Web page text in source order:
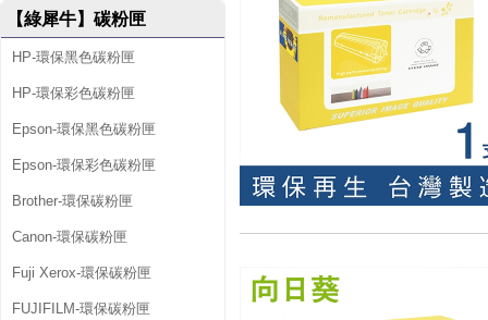
【綠犀牛】碳粉匣
HP-環保黑色碳粉匣
HP-環保彩色碳粉匣
Epson-環保黑色碳粉匣
Epson-環保彩色碳粉匣
Brother-環保碳粉匣
Canon-環保碳粉匣
Fuji Xerox-環保碳粉匣
FUJIFILM-環保碳粉匣